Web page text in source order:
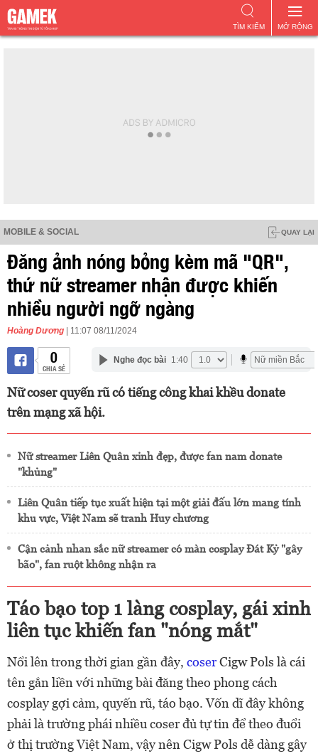
MỞ RỘNG
TÌM KIẾM
MOBILE & SOCIAL QUAY LẠI
Đăng ảnh nóng bỏng kèm mã "QR",
thứ nữ streamer nhận được khiến
nhiều người ngỡ ngàng
Hoàng Dương | 11:07 08/11/2024
0
CHIA SẺ
Nghe đọc bài 1:40
Nữ coser quyến rũ có tiếng công khai khều donate
trên mạng xã hội.
Nữ streamer Liên Quân xinh đẹp, được fan nam donate
"khủng"
Liên Quân tiếp tục xuất hiện tại một giải đấu lớn mang tính
khu vực, Việt Nam sẽ tranh Huy chương
Cận cảnh nhan sắc nữ streamer có màn cosplay Đát Kỷ "gây
bão", fan ruột không nhận ra
Táo bạo top 1 làng cosplay, gái xinh
liên tục khiến fan "nóng mắt"
Nổi lên trong thời gian gần đây, coserCigw Pols là cái
tên gắn liền với những bài đăng theo phong cách
cosplay gợi cảm, quyến rũ, táo bạo. Vốn dĩ đây không
phải là trường phái nhiều coser đủ tự tin để theo đuổi
ở thị trường Việt Nam, vậy nên Cigw Pols dễ dàng gây